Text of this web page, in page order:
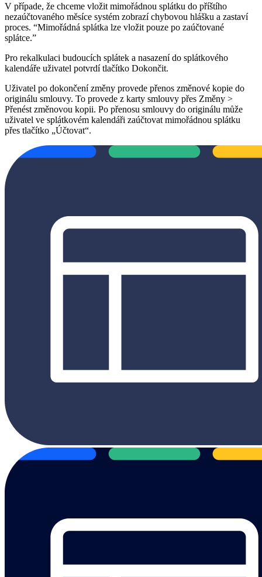
V případe, že chceme vložit mimořádnou splátku do příštího
nezaúčtovaného měsíce systém zobrazí chybovou hlášku a zastaví
proces. “Mimořádná splátka lze vložit pouze po zaúčtované
splátce.”
Pro rekalkulaci budoucích splátek a nasazení do splátkového
kalendáře uživatel potvrdí tlačítko Dokončit.
Uživatel po dokončení změny provede přenos změnové kopie do
originálu smlouvy. To provede z karty smlouvy přes Změny >
Přenést změnovou kopii. Po přenosu smlouvy do originálu může
uživatel ve splátkovém kalendáři zaúčtovat mimořádnou splátku
přes tlačítko „Účtovat“.